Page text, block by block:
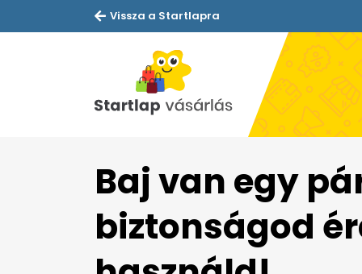
Vissza a Startlapra
Baj van egy
biztonságod